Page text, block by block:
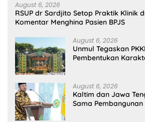
August 6, 2026
RSUP dr Sardjito Setop Praktik Klinik
Komentar Menghina Pasien BPJS
August 6, 2026
Unmul Tegaskan
Pembentukan
August 6, 2026
Kaltim dan Jawa
Sama